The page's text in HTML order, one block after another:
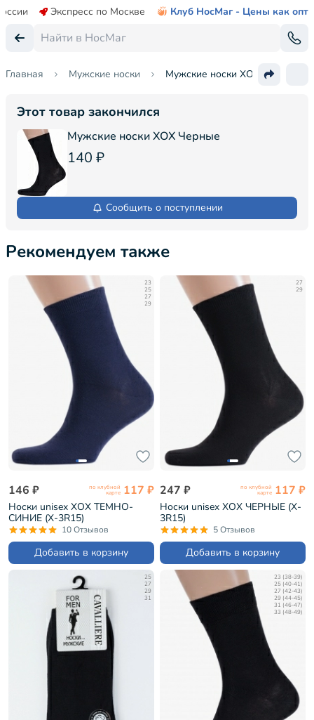
Экспресс по Москве Клуб НосМаг - Цены как опт
Главная Мужские носки Мужские носки ХОХ
Этот товар закончился
Мужские носки ХОХ Черные
140 ₽
Сообщить о поступлении
Рекомендуем также
23
25
27
29
146 ₽ по клубной
карте 117 ₽
Носки unisex ХОХ ТЕМНО-
СИНИЕ (X-3R15)
10 Отзывов
Добавить в корзину
27
29
247 ₽ по клубной
карте 117 ₽
Носки unisex ХОХ ЧЕРНЫЕ (X-
3R15)
5 Отзывов
Добавить в корзину
25
27
29
31
23 (38-39)
25 (40-41)
27 (42-43)
29 (44-45)
31 (46-47)
33 (48-49)